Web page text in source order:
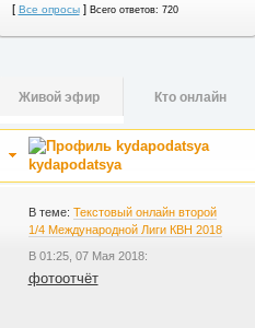
[ Все опросы] Всего ответов: 720
Живой эфир Кто онлайн
kydapodatsya
В теме: Текстовый онлайн второй
1/4 Международной Лиги КВН 2018
В 01:25, 07 Мая 2018:
фотоотчёт